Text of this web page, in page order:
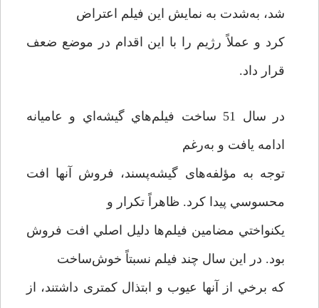
شد، به‌شدت به نمایش این فیلم اعتراض
کرد و عملاً رژیم را با این اقدام در موضع ضعف
قرار داد.
در سال 51 ساخت فيلم‌هاي گيشه‌اي و عاميانه
ادامه يافت و به‌رغم
توجه به مؤلفه‌های گیشه‌پسند، فروش آنها افت
محسوسي پیدا کرد. ظاهراً تكرار و
يكنواختي مضامین فیلم‌ها دليل اصلي افت فروش
بود. در این سال چند فيلم نسبتاً خوش‌ساخت
كه برخي از آنها عيوب و ابتذال كمتری داشتند، از